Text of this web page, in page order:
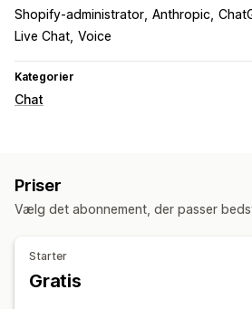
Shopify-administrator Anthropic
Live Chat Voice
Kategorier
Chat
Talesupport
Agentanalyser
Priser
Vælg det abonnement, der passer
Starter
Gratis